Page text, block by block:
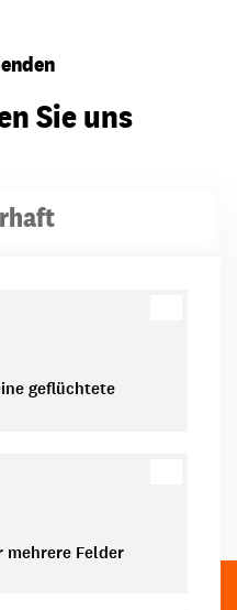
Sie uns
geflüchtete
mehrere Felder